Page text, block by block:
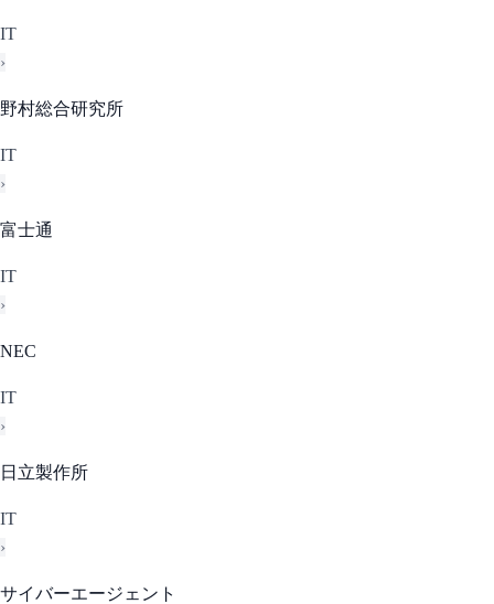
IT
›
野村総合研究所
IT
›
富士通
IT
›
NEC
IT
›
日立製作所
IT
›
サイバーエージェント